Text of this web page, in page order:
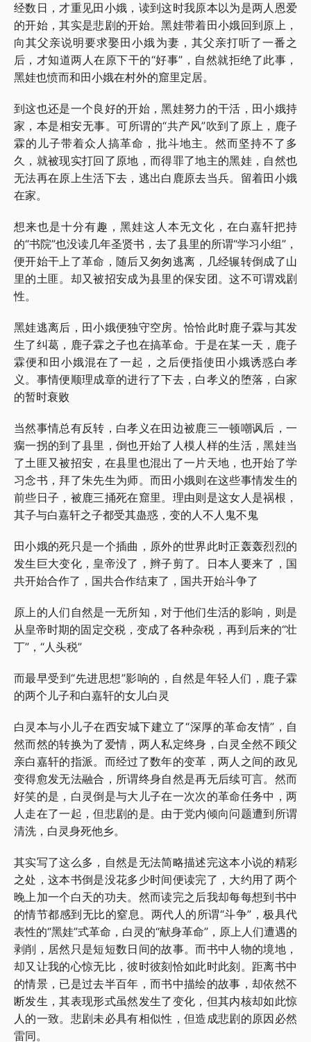
经数日，才重见田小娥，读到这时我原本以为是两人恩爱
的开始，其实是悲剧的开始。黑娃带着田小娥回到原上，
向其父亲说明要求娶田小娥为妻，其父亲打听了一番之
后，才知道两人在原下干的“好事”，自然就拒绝了此事，
黑娃也愤而和田小娥在村外的窟里定居。
到这也还是一个良好的开始，黑娃努力的干活，田小娥持
家，本是相安无事。可所谓的“共产风”吹到了原上，鹿子
霖的儿子带着众人搞革命，批斗地主。然而坚持不了多
久，就被现实打回了原地，而得罪了地主的黑娃，自然也
无法再在原上生活下去，逃出白鹿原去当兵。留着田小娥
在家。
想来也是十分有趣，黑娃这人本无文化，在白嘉轩把持
的“书院”也没读几年圣贤书，去了县里的所谓“学习小组”，
便开始干上了革命，随后又匆匆逃离，几经辗转倒成了山
里的土匪。却又被招安成为县里的保安团。这不可谓戏剧
性。
黑娃逃离后，田小娥便独守空房。恰恰此时鹿子霖与其发
生了纠葛，鹿子霖之子也在搞革命。于是在某一天，鹿子
霖便和田小娥混在了一起，之后便指使田小娥诱惑白孝
义。事情便顺理成章的进行了下去，白孝义的堕落，白家
的暂时衰败
当然事情总有反转，白孝义在田边被鹿三一顿嘲讽后，一
瘸一拐的到了县里，倒也开始了人模人样的生活，黑娃当
了土匪又被招安，在县里也混出了一片天地，也开始了学
习念书，拜了朱先生为师。而田小娥则在这些事情发生的
前些日子，被鹿三捅死在窟里。理由则是这女人是祸根，
其子与白嘉轩之子都受其蛊惑，变的人不人鬼不鬼
田小娥的死只是一个插曲，原外的世界此时正轰轰烈烈的
发生巨大变化，皇帝没了，辫子剪了。日本人要来了，国
共开始合作了，国共合作结束了，国共开始斗争了
原上的人们自然是一无所知，对于他们生活的影响，则是
从皇帝时期的固定交税，变成了各种杂税，再到后来的“壮
丁”，“人头税”
而最早受到“先进思想”影响的，自然是年轻人们，鹿子霖
的两个儿子和白嘉轩的女儿白灵
白灵本与小儿子在西安城下建立了“深厚的革命友情”，自
然而然的转换为了爱情，两人私定终身，白灵全然不顾父
亲白嘉轩的指派。而经过了数年的变革，两人之间的政见
变得愈发无法融合，所谓终身自然是再无后续可言。然而
好笑的是，白灵倒是与大儿子在一次次的革命任务中，两
人走在了一起，但悲剧的是。由于党内倾向问题遭到所谓
清洗，白灵身死他乡。
其实写了这么多，自然是无法简略描述完这本小说的精彩
之处，这本书倒是没花多少时间便读完了，大约用了两个
晚上加一个白天的功夫。然而读完之后我却每每想到书中
的情节都感到无比的窒息。两代人的所谓“斗争”，极具代
表性的“黑娃”式革命，白灵的“献身革命”，原上人们遭遇的
剥削，居然只是短短数日间的故事。而书中人物的境地，
却又让我的心惊无比，彼时彼刻恰如此时此刻。距离书中
的情景，已是过去半百年，而书中描绘的故事，却依然不
断发生，其表现形式虽然发生了变化，但其内核却如此惊
人的一致。悲剧未必具有相似性，但造成悲剧的原因必然
雷同。